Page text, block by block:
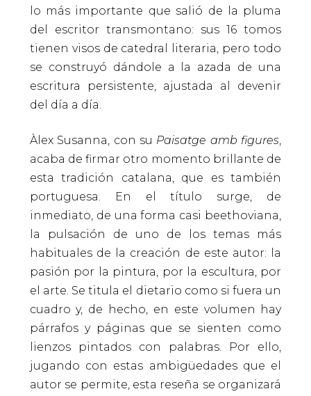
lo más importante que salió de la pluma
del escritor transmontano: sus 16 tomos
tienen visos de catedral literaria, pero todo
se construyó dándole a la azada de una
escritura persistente, ajustada al devenir
del día a día.
Àlex Susanna, con su Paisatge amb figures,
acaba de firmar otro momento brillante de
esta tradición catalana, que es también
portuguesa. En el título surge, de
inmediato, de una forma casi beethoviana,
la pulsación de uno de los temas más
habituales de la creación de este autor: la
pasión por la pintura, por la escultura, por
el arte. Se titula el dietario como si fuera un
cuadro y, de hecho, en este volumen hay
párrafos y páginas que se sienten como
lienzos pintados con palabras. Por ello,
jugando con estas ambigüedades que el
autor se permite, esta reseña se organizará